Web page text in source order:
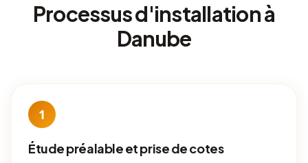
Processus d'installation à
Danube
1
Étude préalable et prise de cotes